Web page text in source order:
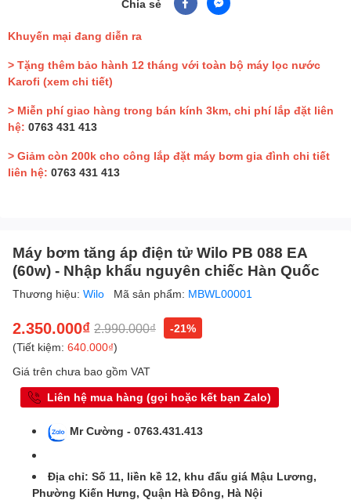
Chia sẻ
Khuyến mại đang diễn ra
> Tặng thêm bảo hành 12 tháng với toàn bộ máy lọc nước
Karofi (xem chi tiết)
> Miễn phí giao hàng trong bán kính 3km, chi phí lắp đặt liên
hệ: 0763 431 413
> Giảm còn 200k cho công lắp đặt máy bơm gia đình chi tiết
liên hệ: 0763 431 413
Máy bơm tăng áp điện tử Wilo PB 088 EA
(60w) - Nhập khẩu nguyên chiếc Hàn Quốc
Thương hiệu: Wilo Mã sản phẩm: MBWL00001
2.350.000₫ 2.990.000₫
-21%
(Tiết kiệm: 640.000₫)
Giá trên chưa bao gồm VAT
Liên hệ mua hàng (gọi hoặc kết bạn Zalo)
Mr Cường - 0763.431.413
Địa chỉ: Số 11, liền kề 12, khu đấu giá Mậu Lương,
Phường Kiến Hưng, Quận Hà Đông, Hà Nội